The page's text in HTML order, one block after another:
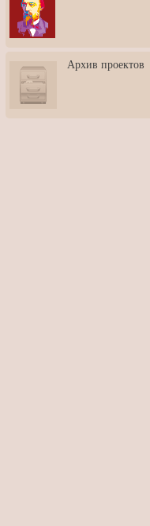
3: Обусловленности
человека и их влияние на
карьеру
скульптором Дмитрием
Тугариновым
АртБульвар в День города
Архив проектов